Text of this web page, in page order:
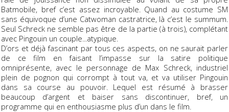
Batmobile, bref c’est assez incroyable. Quand au costume SM
sans équivoque d’une Catwoman castratrice, là c’est le summum.
Seul Schreck ne semble pas être de la partie (à trois), complétant
avec Pingouin un couple...atypique.
D’ors et déjà fascinant par tous ces aspects, on ne saurait parler
de ce film en faisant l’impasse sur la satire politique
omniprésente, avec le personnage de Max Schreck, industriel
plein de pognon qui corrompt à tout va, et va utiliser Pingouin
dans sa course au pouvoir. Lequel est résumé à brasser
beaucoup d’argent et baiser sans discontinuer, bref, un
programme qui en enthousiasme plus d’un dans le film.